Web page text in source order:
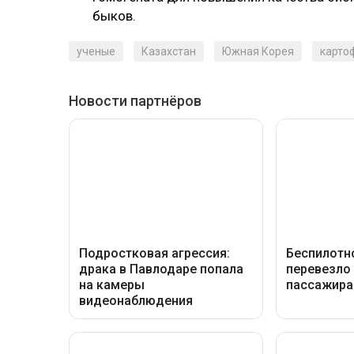
быков.
ученые Казахстан Южная Корея